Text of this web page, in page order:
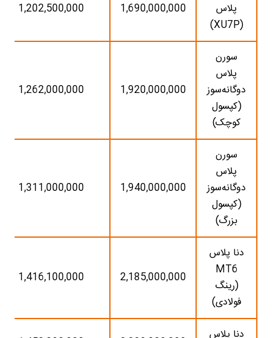
پلاس
(XU7P)
1,690,000,000
1,202,500,000
سورن
پلاس
دوگانه‌سوز
(کپسول
کوچک)
1,920,000,000
1,262,000,000
سورن
پلاس
دوگانه‌سوز
(کپسول
بزرگ)
1,940,000,000
1,311,000,000
دنا پلاس
MT6
(رینگ
فولادی)
2,185,000,000
1,416,100,000